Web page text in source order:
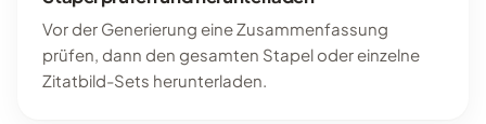
Vor der Generierung eine Zusammenfassung
prüfen, dann den gesamten Stapel oder einzelne
Zitatbild-Sets herunterladen.